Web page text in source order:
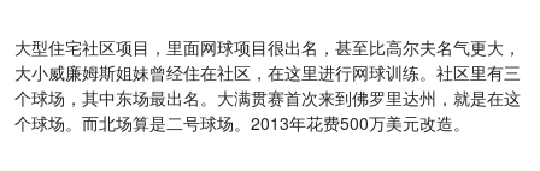
大型住宅社区项目，里面网球项目很出名，甚至比高尔夫名气更大，
大小威廉姆斯姐妹曾经住在社区，在这里进行网球训练。社区里有三
个球场，其中东场最出名。大满贯赛首次来到佛罗里达州，就是在这
个球场。而北场算是二号球场。2013年花费500万美元改造。